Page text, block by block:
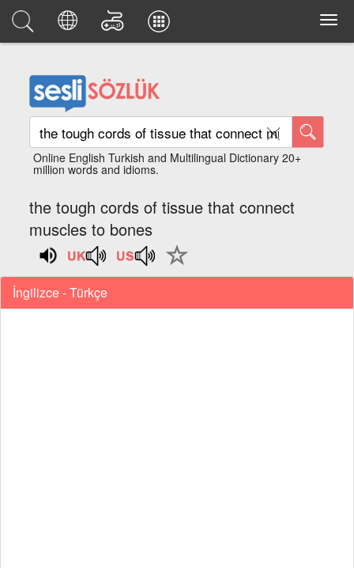
Online English Turkish and Multilingual Dictionary 20+
million words and idioms.
the tough cords of tissue that connect
muscles to bones
İngilizce - Türkçe